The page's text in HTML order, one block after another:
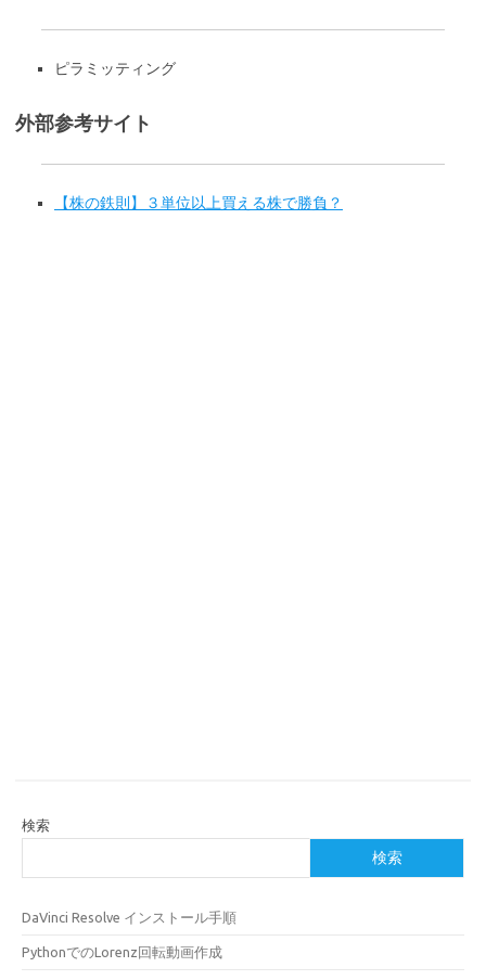
ピラミッティング
外部参考サイト
【株の鉄則】３単位以上買える株で勝負？
検索
検索
DaVinci Resolve インストール手順
PythonでのLorenz回転動画作成